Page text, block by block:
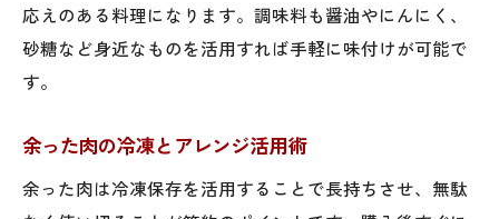
応えのある料理になります。調味料も醤油やにんにく、
砂糖など身近なものを活用すれば手軽に味付けが可能で
す。
余った肉の冷凍とアレンジ活用術
余った肉は冷凍保存を活用することで長持ちさせ、無駄